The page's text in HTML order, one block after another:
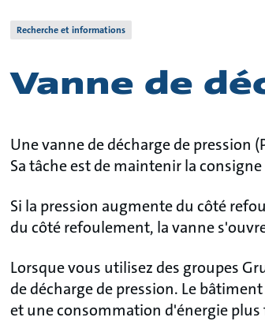
Recherche et informations
Vanne de
Une vanne de décharge de pression
Sa tâche est de maintenir la
Si la pression augmente du côté
du côté refoulement, la vanne
Lorsque vous utilisez des groupes
de décharge de pression. Le
et une consommation d'énergie plus